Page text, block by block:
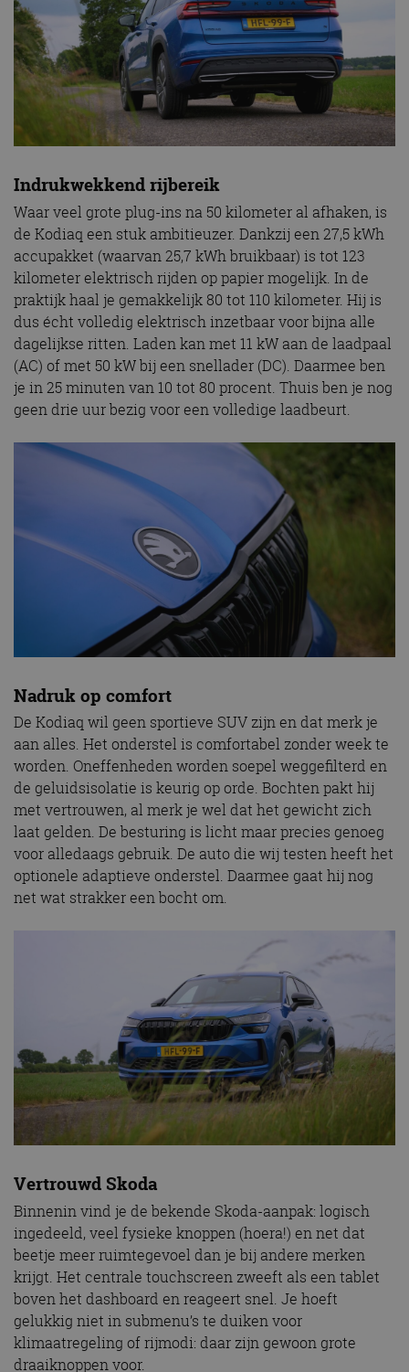
Indrukwekkend rijbereik
Waar veel grote plug-ins na 50 kilometer al afhaken, is
de Kodiaq een stuk ambitieuzer. Dankzij een 27,5 kWh
accupakket (waarvan 25,7 kWh bruikbaar) is tot 123
kilometer elektrisch rijden op papier mogelijk. In de
praktijk haal je gemakkelijk 80 tot 110 kilometer. Hij is
dus écht volledig elektrisch inzetbaar voor bijna alle
dagelijkse ritten. Laden kan met 11 kW aan de laadpaal
(AC) of met 50 kW bij een snellader (DC). Daarmee ben
je in 25 minuten van 10 tot 80 procent. Thuis ben je nog
geen drie uur bezig voor een volledige laadbeurt.
Nadruk op comfort
De Kodiaq wil geen sportieve SUV zijn en dat merk je
aan alles. Het onderstel is comfortabel zonder week te
worden. Oneffenheden worden soepel weggefilterd en
de geluidsisolatie is keurig op orde. Bochten pakt hij
met vertrouwen, al merk je wel dat het gewicht zich
laat gelden. De besturing is licht maar precies genoeg
voor alledaags gebruik. De auto die wij testen heeft het
optionele adaptieve onderstel. Daarmee gaat hij nog
net wat strakker een bocht om.
Vertrouwd Skoda
Binnenin vind je de bekende Skoda-aanpak: logisch
ingedeeld, veel fysieke knoppen (hoera!) en net dat
beetje meer ruimtegevoel dan je bij andere merken
krijgt. Het centrale touchscreen zweeft als een tablet
boven het dashboard en reageert snel. Je hoeft
gelukkig niet in submenu’s te duiken voor
klimaatregeling of rijmodi: daar zijn gewoon grote
draaiknoppen voor.